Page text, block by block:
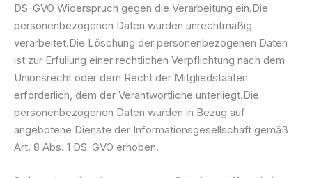
DS-GVO Widerspruch gegen die Verarbeitung ein.Die
personenbezogenen Daten wurden unrechtmäßig
verarbeitet.Die Löschung der personenbezogenen Daten
ist zur Erfüllung einer rechtlichen Verpflichtung nach dem
Unionsrecht oder dem Recht der Mitgliedstaaten
erforderlich, dem der Verantwortliche unterliegt.Die
personenbezogenen Daten wurden in Bezug auf
angebotene Dienste der Informationsgesellschaft gemäß
Art. 8 Abs. 1 DS-GVO erhoben.